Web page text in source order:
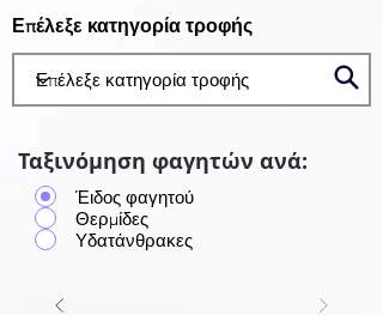
Επέλεξε κατηγορία τροφής
Ταξινόμηση φαγητών ανά:
Έιδος φαγητού
Θερμίδες
Υδατάνθρακες